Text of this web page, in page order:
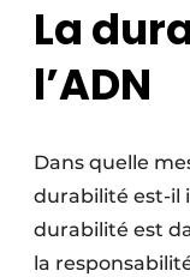
La
l’ADN
Dans quelle
durabilité est-il
durabilité est
la